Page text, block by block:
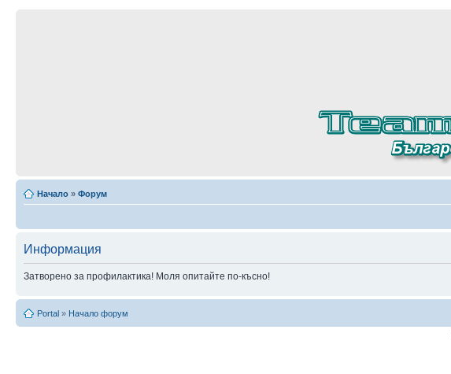
Начало » Форум
Информация
Затворено за профилактика! Моля опитайте по-късно!
Portal » Начало форум